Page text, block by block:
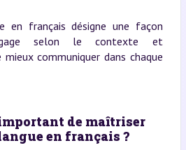
en français désigne une façon
selon le contexte et
communiquer dans chaque
de maîtriser
en français ?